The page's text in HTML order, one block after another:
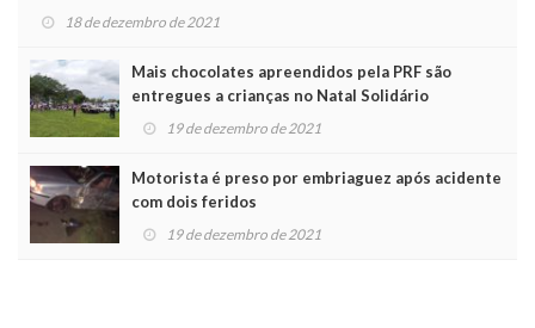
18 de dezembro de 2021
Mais chocolates apreendidos pela PRF são
entregues a crianças no Natal Solidário
19 de dezembro de 2021
Motorista é preso por embriaguez após acidente
com dois feridos
19 de dezembro de 2021